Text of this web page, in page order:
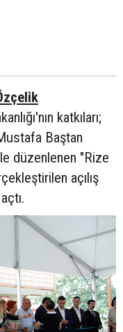
katkıları;
Baştan
düzenlenen "Rize
açılış